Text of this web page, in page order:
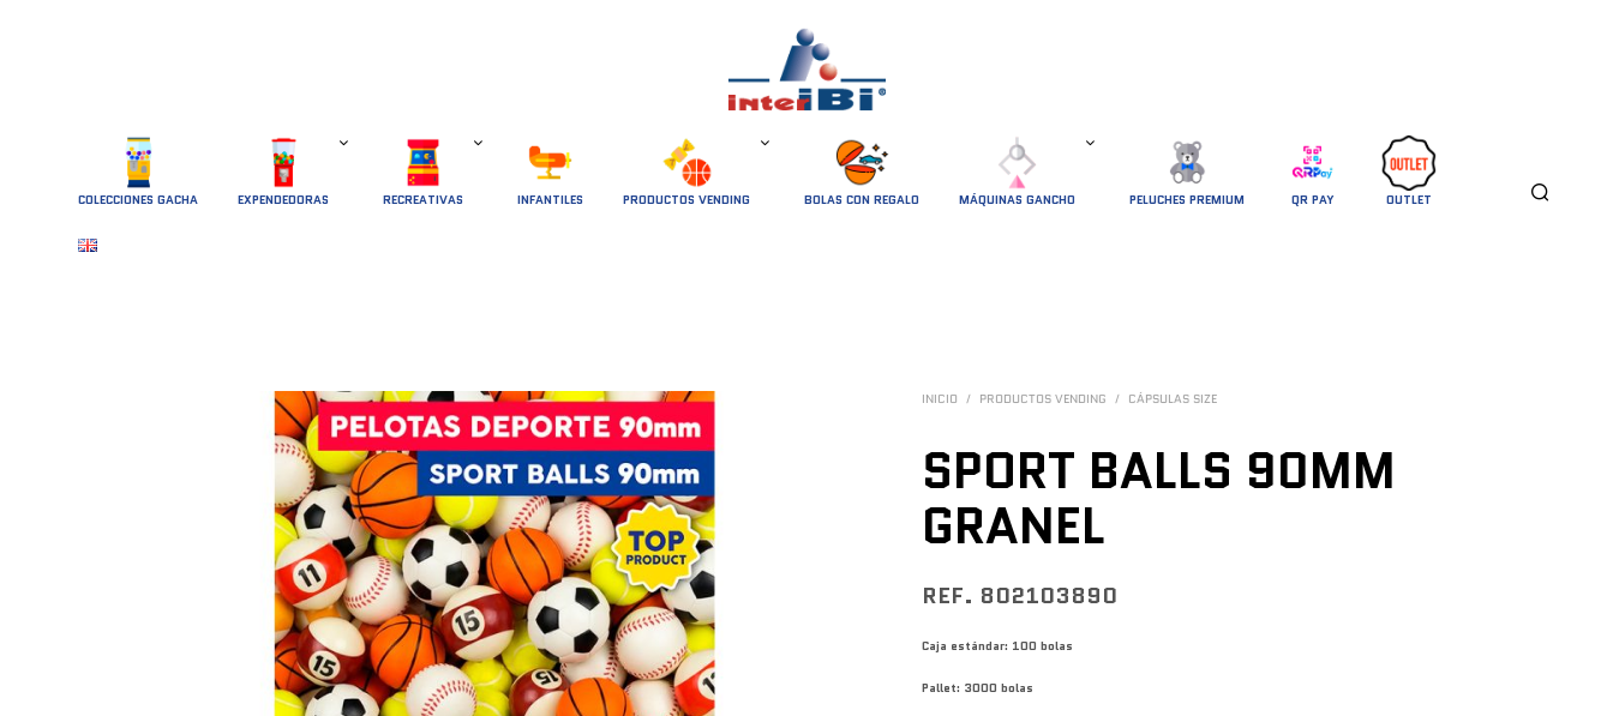
COLECCIONES GACHA EXPENDEDORAS RECREATIVAS INFANTILES PRODUCTOS VENDING BOLAS CON REGALO MÁQUINAS GANCHO PELUCHES PREMIUM QR PAY OUTLET
INICIO / PRODUCTOS VENDING / CÁPSULAS SIZE
SPORT BALLS 90MM
GRANEL
REF. 802103890
Caja estándar: 100 bolas
Pallet: 3000 bolas